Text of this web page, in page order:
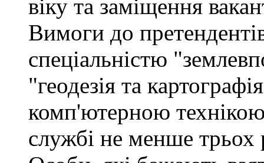
віку та заміщення
Вимоги до
спеціальністю
"геодезія та
комп'ютерною
службі не менше трьох